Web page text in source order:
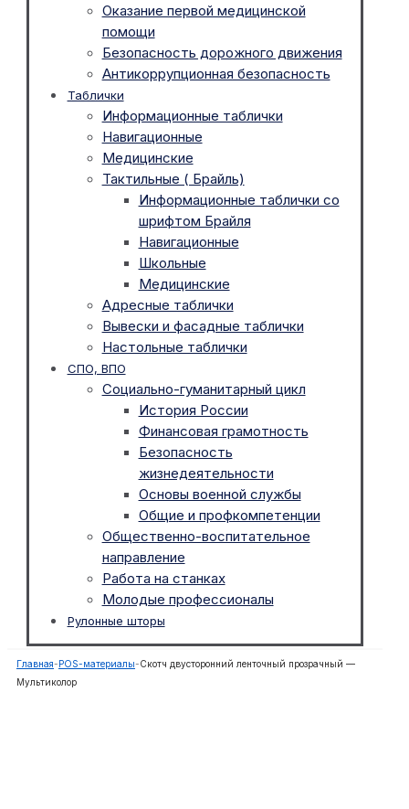
Оказание первой медицинской
помощи
Безопасность дорожного движения
Антикоррупционная безопасность
Таблички
Информационные таблички
Навигационные
Медицинские
Тактильные ( Брайль)
Информационные таблички со
шрифтом Брайля
Навигационные
Школьные
Медицинские
Адресные таблички
Вывески и фасадные таблички
Настольные таблички
СПО, ВПО
Социально-гуманитарный цикл
История России
Финансовая грамотность
Безопасность
жизнедеятельности
Основы военной службы
Общие и профкомпетенции
Общественно-воспитательное
направление
Работа на станках
Молодые профессионалы
Рулонные шторы
Главная-POS-материалы-Скотч двусторонний ленточный прозрачный —
Мультиколор